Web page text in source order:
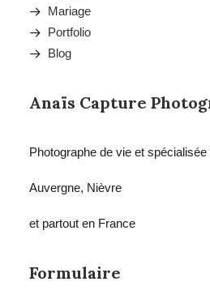
Mariage
Portfolio
Blog
Anaïs Capture
Photographe de vie et
Auvergne, Nièvre
et partout en France
Formulaire